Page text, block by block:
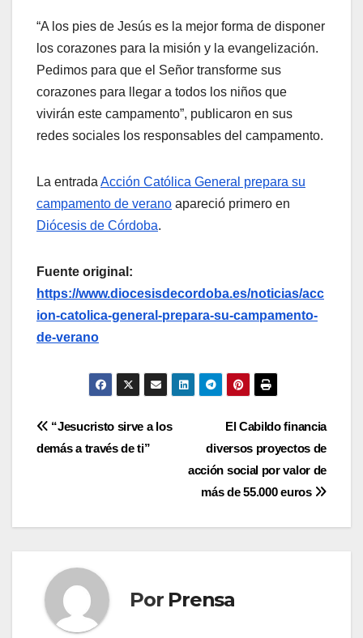
“A los pies de Jesús es la mejor forma de disponer
los corazones para la misión y la evangelización.
Pedimos para que el Señor transforme sus
corazones para llegar a todos los niños que
vivirán este campamento”, publicaron en sus
redes sociales los responsables del campamento.
La entrada Acción Católica General prepara su
campamento de verano apareció primero en
Diócesis de Córdoba.
Fuente original:
https://www.diocesisdecordoba.es/noticias/acc
ion-catolica-general-prepara-su-campamento-
de-verano
Navegación
El Cabildo financia
diversos proyectos de
acción social por valor de
más de 55.000 euros
“Jesucristo sirve a los
demás a través de ti”
Por Prensa